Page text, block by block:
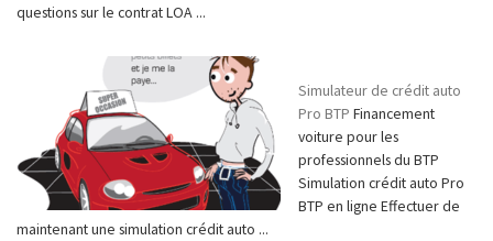
questions sur le contrat LOA ...
Simulateur de crédit auto
Pro BTP Financement
voiture pour les
professionnels du BTP
Simulation crédit auto Pro
BTP en ligne Effectuer de
maintenant une simulation crédit auto ...